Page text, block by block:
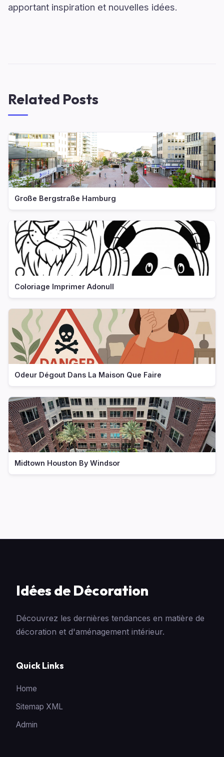
apportant inspiration et nouvelles idées.
Related Posts
Große Bergstraße Hamburg
Coloriage Imprimer Adonull
Odeur Dégout Dans La Maison Que Faire
Midtown Houston By Windsor
Idées de Décoration
Découvrez les dernières tendances en matière de
décoration et d'aménagement intérieur.
Quick Links
Home
Sitemap XML
Admin